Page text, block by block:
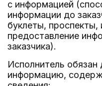
с информацией
информации до
буклеты,
предоставление
заказчика).
Исполнитель обязан
информацию,